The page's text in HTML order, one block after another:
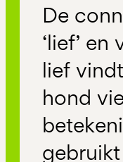
De
‘lief’
lief
hond